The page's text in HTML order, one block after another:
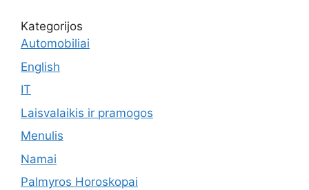
Kategorijos
Automobiliai
English
IT
Laisvalaikis ir pramogos
Menulis
Namai
Palmyros Horoskopai